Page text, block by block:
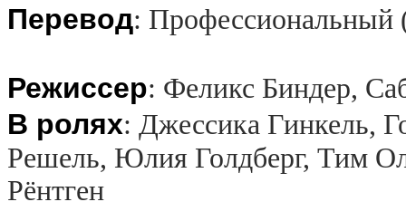
Перевод: Профессиональный
Режиссер: Феликс Биндер,
В ролях: Джессика Гинкель,
Решель, Юлия Голдберг, Тим
Рёнтген